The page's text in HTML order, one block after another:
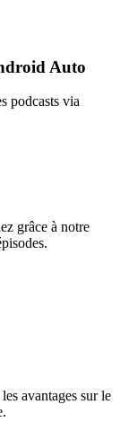
Auto
podcasts via
grâce à notre
avantages sur le